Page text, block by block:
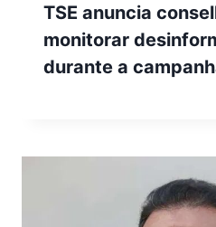
TSE anuncia
monitorar
durante a